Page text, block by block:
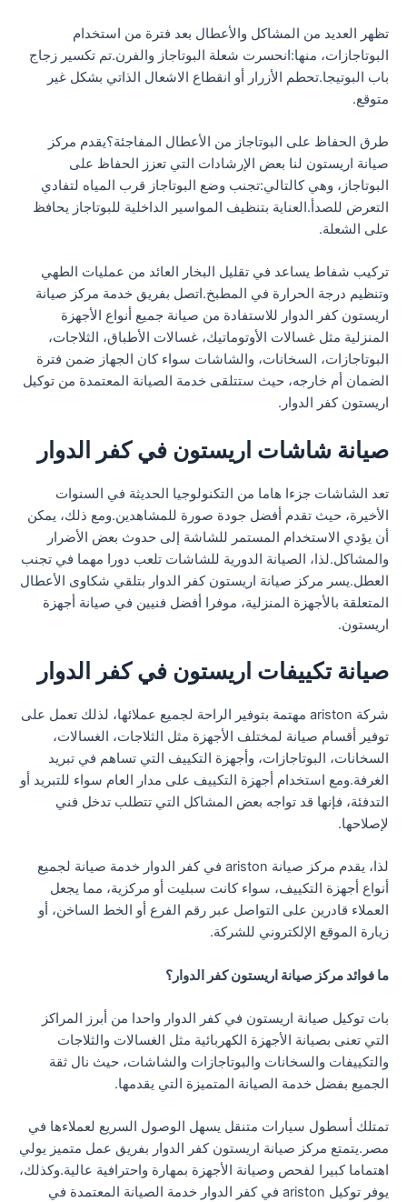
تظهر العديد من المشاكل والأعطال بعد فترة من استخدام
البوتاجازات، منها:انحسرت شعلة البوتاجاز والفرن.تم تكسير زجاج
باب البوتيجا.تحطم الأزرار أو انقطاع الاشعال الذاتي بشكل غير
متوقع.
طرق الحفاظ على البوتاجاز من الأعطال المفاجئة؟يقدم مركز
صيانة اريستون لنا بعض الإرشادات التي تعزز الحفاظ على
البوتاجاز، وهي كالتالي:تجنب وضع البوتاجاز قرب المياه لتفادي
التعرض للصدأ.العناية بتنظيف المواسير الداخلية للبوتاجاز يحافظ
على الشعلة.
تركيب شفاط يساعد في تقليل البخار العائد من عمليات الطهي
وتنظيم درجة الحرارة في المطبخ.اتصل بفريق خدمة مركز صيانة
اريستون كفر الدوار للاستفادة من صيانة جميع أنواع الأجهزة
المنزلية مثل غسالات الأوتوماتيك، غسالات الأطباق، الثلاجات،
البوتاجازات، السخانات، والشاشات سواء كان الجهاز ضمن فترة
الضمان أم خارجه، حيث ستتلقى خدمة الصيانة المعتمدة من توكيل
اريستون كفر الدوار.
صيانة شاشات اريستون في كفر الدوار
تعد الشاشات جزءا هاما من التكنولوجيا الحديثة في السنوات
الأخيرة، حيث تقدم أفضل جودة صورة للمشاهدين.ومع ذلك، يمكن
أن يؤدي الاستخدام المستمر للشاشة إلى حدوث بعض الأضرار
والمشاكل.لذا، الصيانة الدورية للشاشات تلعب دورا مهما في تجنب
العطل.يسر مركز صيانة اريستون كفر الدوار بتلقي شكاوى الأعطال
المتعلقة بالأجهزة المنزلية، موفرا أفضل فنيين في صيانة أجهزة
اريستون.
صيانة تكييفات اريستون في كفر الدوار
شركة ariston مهتمة بتوفير الراحة لجميع عملائها، لذلك تعمل على
توفير أقسام صيانة لمختلف الأجهزة مثل الثلاجات، الغسالات،
السخانات، البوتاجازات، وأجهزة التكييف التي تساهم في تبريد
الغرفة.ومع استخدام أجهزة التكييف على مدار العام سواء للتبريد أو
التدفئة، فإنها قد تواجه بعض المشاكل التي تتطلب تدخل فني
لإصلاحها.
لذا، يقدم مركز صيانة ariston في كفر الدوار خدمة صيانة لجميع
أنواع أجهزة التكييف، سواء كانت سبليت أو مركزية، مما يجعل
العملاء قادرين على التواصل عبر رقم الفرع أو الخط الساخن، أو
زيارة الموقع الإلكتروني للشركة.
ما فوائد مركز صيانة اريستون كفر الدوار؟
بات توكيل صيانة اريستون في كفر الدوار واحدا من أبرز المراكز
التي تعنى بصيانة الأجهزة الكهربائية مثل الغسالات والثلاجات
والتكييفات والسخانات والبوتاجازات والشاشات، حيث نال ثقة
الجميع بفضل خدمة الصيانة المتميزة التي يقدمها.
تمتلك أسطول سيارات متنقل يسهل الوصول السريع لعملاءها في
مصر.يتمتع مركز صيانة اريستون كفر الدوار بفريق عمل متميز يولي
اهتماما كبيرا لفحص وصيانة الأجهزة بمهارة واحترافية عالية.وكذلك،
يوفر توكيل ariston في كفر الدوار خدمة الصيانة المعتمدة في